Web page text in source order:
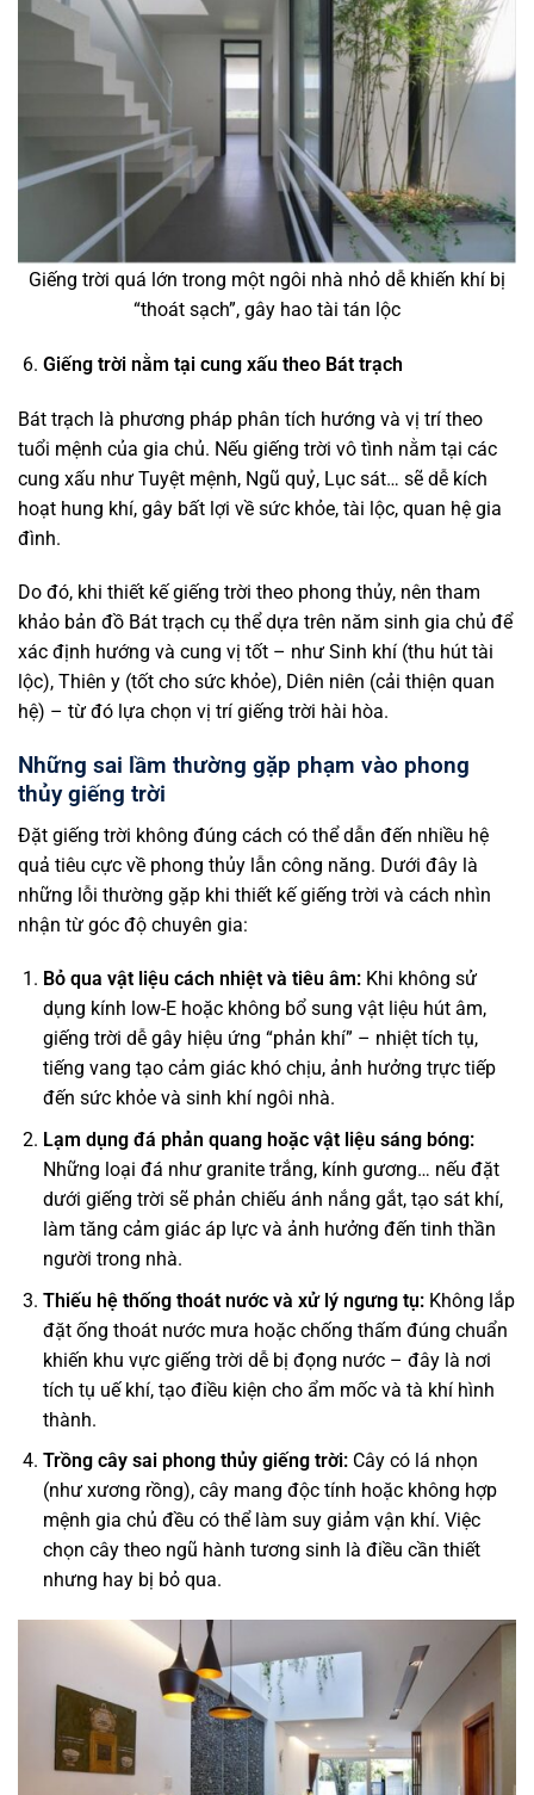
Giếng trời quá lớn trong một ngôi nhà nhỏ dễ khiến khí bị
“thoát sạch”, gây hao tài tán lộc
Giếng trời nằm tại cung xấu theo Bát trạch
Bát trạch là phương pháp phân tích hướng và vị trí theo
tuổi mệnh của gia chủ. Nếu giếng trời vô tình nằm tại các
cung xấu như Tuyệt mệnh, Ngũ quỷ, Lục sát… sẽ dễ kích
hoạt hung khí, gây bất lợi về sức khỏe, tài lộc, quan hệ gia
đình.
Do đó, khi thiết kế giếng trời theo phong thủy, nên tham
khảo bản đồ Bát trạch cụ thể dựa trên năm sinh gia chủ để
xác định hướng và cung vị tốt – như Sinh khí (thu hút tài
lộc), Thiên y (tốt cho sức khỏe), Diên niên (cải thiện quan
hệ) – từ đó lựa chọn vị trí giếng trời hài hòa.
Những sai lầm thường gặp phạm vào phong
thủy giếng trời
Đặt giếng trời không đúng cách có thể dẫn đến nhiều hệ
quả tiêu cực về phong thủy lẫn công năng. Dưới đây là
những lỗi thường gặp khi thiết kế giếng trời và cách nhìn
nhận từ góc độ chuyên gia:
Bỏ qua vật liệu cách nhiệt và tiêu âm: Khi không sử
dụng kính low-E hoặc không bổ sung vật liệu hút âm,
giếng trời dễ gây hiệu ứng “phản khí” – nhiệt tích tụ,
tiếng vang tạo cảm giác khó chịu, ảnh hưởng trực tiếp
đến sức khỏe và sinh khí ngôi nhà.
Lạm dụng đá phản quang hoặc vật liệu sáng bóng:
Những loại đá như granite trắng, kính gương… nếu đặt
dưới giếng trời sẽ phản chiếu ánh nắng gắt, tạo sát khí,
làm tăng cảm giác áp lực và ảnh hưởng đến tinh thần
người trong nhà.
Thiếu hệ thống thoát nước và xử lý ngưng tụ: Không lắp
đặt ống thoát nước mưa hoặc chống thấm đúng chuẩn
khiến khu vực giếng trời dễ bị đọng nước – đây là nơi
tích tụ uế khí, tạo điều kiện cho ẩm mốc và tà khí hình
thành.
Trồng cây sai phong thủy giếng trời:Cây có lá nhọn
(như xương rồng), cây mang độc tính hoặc không hợp
mệnh gia chủ đều có thể làm suy giảm vận khí. Việc
chọn cây theo ngũ hành tương sinh là điều cần thiết
nhưng hay bị bỏ qua.